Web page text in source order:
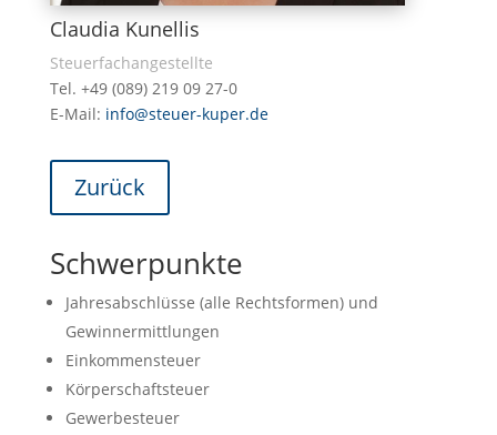
Claudia Kunellis
Steuerfachangestellte
Tel. +49 (089) 219 09 27-0
E-Mail: info@steuer-kuper.de
Zurück
Schwerpunkte
Jahresabschlüsse (alle Rechtsformen) und
Gewinnermittlungen
Einkommensteuer
Körperschaftsteuer
Gewerbesteuer